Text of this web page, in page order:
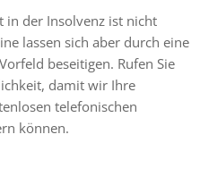
in der Insolvenz ist nicht
lassen sich aber durch eine
beseitigen. Rufen Sie
damit wir Ihre
telefonischen
können.